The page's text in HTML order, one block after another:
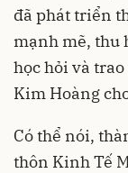
đã phát triển
mạnh mẽ, thu
học hỏi và
Kim Hoàng
Có thể nói,
thôn Kinh Tế